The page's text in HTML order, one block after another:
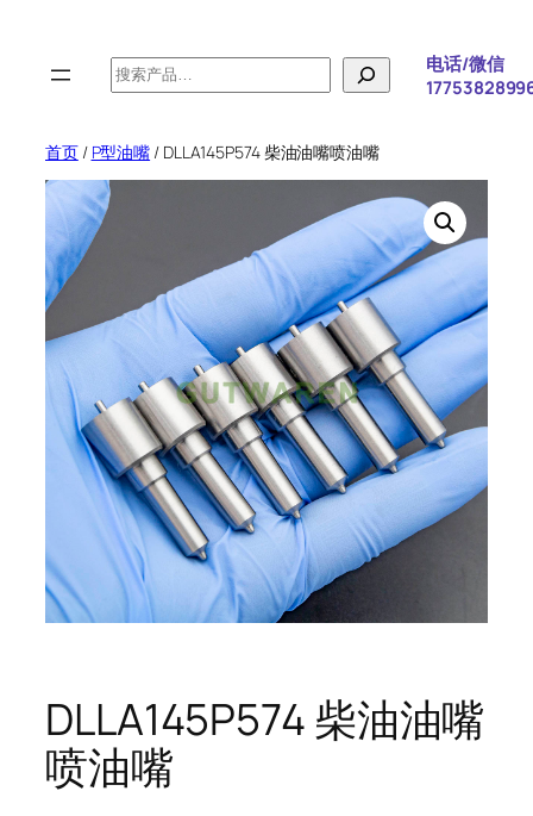
搜
索
电话/微信
首页/ P型油嘴 / DLLA145P574 柴油油嘴喷油嘴
DLLA145P574 柴油油嘴
喷油嘴